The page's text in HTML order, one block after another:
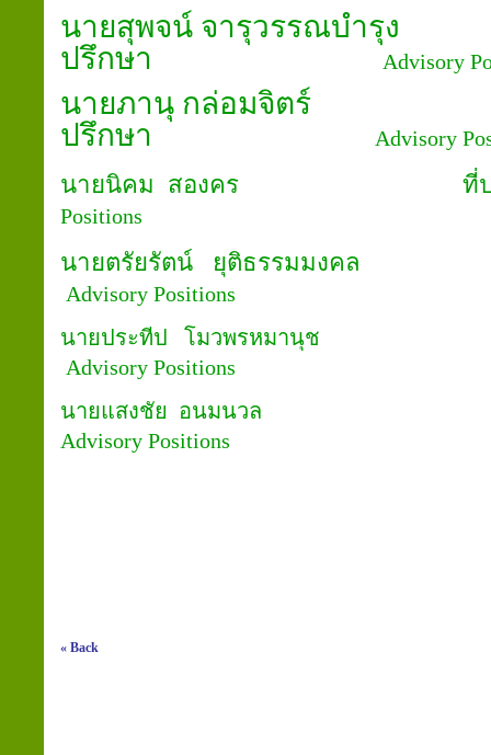
นายสุพจน์ จารุวร
ปรึกษา
Advisory
นายภานุ กล่อ
ปรึกษา
Advisory
นายนิคม สองคร
Positions
นายตรัยรัตน์ ยุติธรรมมงคล
Advisory Positions
นายประทีป โมวพรห
Advisory Positions
นายแสงชัย อนมน
Advisory Positions
« Back